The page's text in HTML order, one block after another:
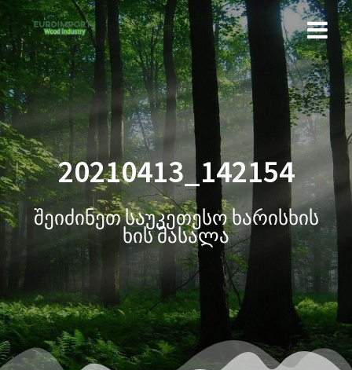
20210413_142154
შეიძინეთ საუკეთესო ხარისხის
ხის მასალა